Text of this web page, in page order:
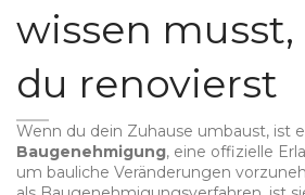
wissen musst,
du renovierst
Wenn du dein Zuhause umbaust, ist
Baugenehmigung, eine offizielle
um bauliche Veränderungen